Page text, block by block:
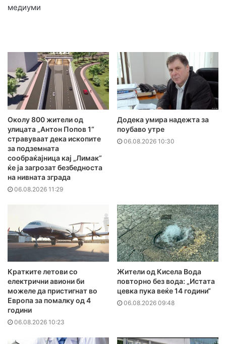
медиуми
Околу 800 жители од
улицата „Антон Попов 1“
стравуваат дека ископите
за подземната
сообраќајница кај „Лимак“
ќе ја загрозат безбедноста
на нивната зграда
06.08.2026 11:29
Додека умира надежта за
поубаво утре
06.08.2026 10:30
Кратките летови со
електрични авиони би
можеле да пристигнат во
Европа за помалку од 4
години
06.08.2026 10:23
Жители од Кисела Вода
повторно без вода: „Истата
цевка пука веќе 14 години“
06.08.2026 09:48